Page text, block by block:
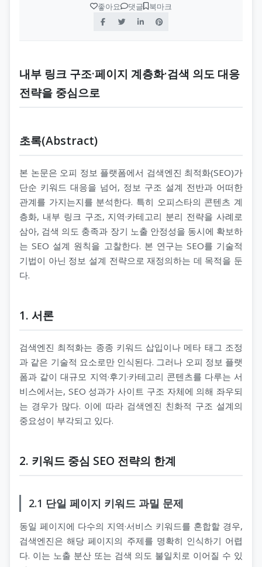
좋아요 댓글 북마크
내부 링크 구조·페이지 계층화·검색 의도 대응
전략을 중심으로
초록(Abstract)
본 논문은 오피 정보 플랫폼에서 검색엔진 최적화(SEO)가
단순 키워드 대응을 넘어, 정보 구조 설계 전반과 어떠한
관계를 가지는지를 분석한다. 특히 오피스타의 콘텐츠 계
층화, 내부 링크 구조, 지역·카테고리 분리 전략을 사례로
삼아, 검색 의도 충족과 장기 노출 안정성을 동시에 확보하
는 SEO 설계 원칙을 고찰한다. 본 연구는 SEO를 기술적
기법이 아닌 정보 설계 전략으로 재정의하는 데 목적을 둔
다.
1. 서론
검색엔진 최적화는 종종 키워드 삽입이나 메타 태그 조정
과 같은 기술적 요소로만 인식된다. 그러나 오피 정보 플랫
폼과 같이 대규모 지역·후기·카테고리 콘텐츠를 다루는 서
비스에서는, SEO 성과가 사이트 구조 자체에 의해 좌우되
는 경우가 많다. 이에 따라 검색엔진 친화적 구조 설계의
중요성이 부각되고 있다.
2. 키워드 중심 SEO 전략의 한계
2.1 단일 페이지 키워드 과밀 문제
동일 페이지에 다수의 지역·서비스 키워드를 혼합할 경우,
검색엔진은 해당 페이지의 주제를 명확히 인식하기 어렵
다. 이는 노출 분산 또는 검색 의도 불일치로 이어질 수 있